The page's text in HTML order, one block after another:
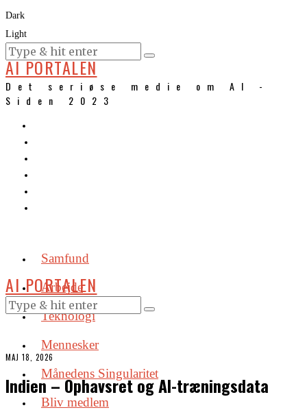
Dark
Light
KURSER
AI PORTALEN
Det seriøse medie om AI -
Siden 2023
Samfund
Arbejde
Teknologi
Mennesker
Månedens Singularitet
Bliv medlem
AI PORTALEN
MAJ 18, 2026
Indien – Ophavsret og AI-træningsdata